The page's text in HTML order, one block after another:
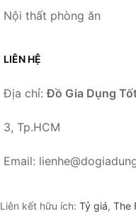
Nội thất phòng ăn
LIÊN HỆ
Địa chỉ:Đồ Gia Dụng
3, Tp.HCM
Email:
Liên kết hữu ích: Tỷ giá, The